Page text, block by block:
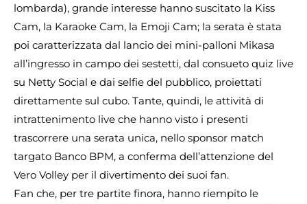
lombarda), grande interesse hanno suscitato la Kiss
Cam, la Karaoke Cam, la Emoji Cam; la serata è stata
poi caratterizzata dal lancio dei mini-palloni Mikasa
all’ingresso in campo dei sestetti, dal consueto quiz live
su Netty Social e dai selfie del pubblico, proiettati
direttamente sul cubo. Tante, quindi, le attività di
intrattenimento live che hanno visto i presenti
trascorrere una serata unica, nello sponsor match
targato Banco BPM, a conferma dell’attenzione del
Vero Volley per il divertimento dei suoi fan.
Fan che, per tre partite finora, hanno riempito le